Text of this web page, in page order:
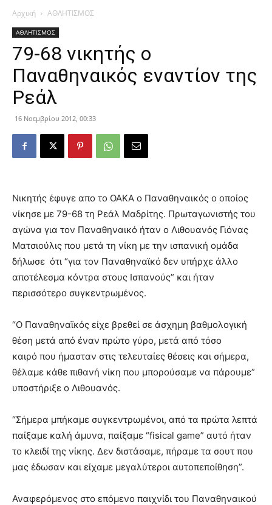
Αρχική ΑΘΛΗΤΙΣΜΟΣ
ΑΘΛΗΤΙΣΜΟΣ
79-68 νικητής ο
Παναθηναικός εναντίον της
Ρεάλ
16 Νοεμβρίου 2012, 00:33
Νικητής έφυγε απο το ΟΑΚΑ ο Παναθηναικός ο οποίος
νίκησε με 79-68 τη Ρεάλ Μαδρίτης. Πρωταγωνιστής του
αγώνα για τον Παναθηναικό ήταν ο Λιθουανός Γιόνας
Ματσιούλις που μετά τη νίκη με την ισπανική ομάδα
δήλωσε ότι “για τον Παναθηναϊκό δεν υπήρχε άλλο
αποτέλεσμα κόντρα στους Ισπανούς” και ήταν
περισσότερο συγκεντρωμένος.
“Ο Παναθηναϊκός είχε βρεθεί σε άσχημη βαθμολογική
θέση μετά από έναν πρώτο γύρο, μετά από τόσο
καιρό που ήμασταν στις τελευταίες θέσεις και σήμερα,
θέλαμε κάθε πιθανή νίκη που μπορούσαμε να πάρουμε”
υποστήριξε ο Λιθουανός.
“Σήμερα μπήκαμε συγκεντρωμένοι, από τα πρώτα λεπτά
παίξαμε καλή άμυνα, παίξαμε “fisical game” αυτό ήταν
το κλειδί της νίκης. Δεν διστάσαμε, πήραμε τα σουτ που
μας έδωσαν και είχαμε μεγαλύτεροι αυτοπεποίθηση”.
Αναφερόμενος στο επόμενο παιχνίδι του Παναθηναικού